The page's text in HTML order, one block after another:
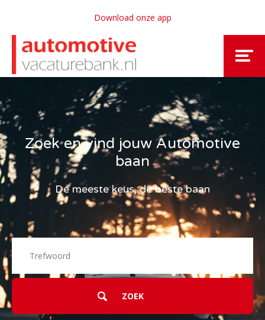
Download onze app
Zoek en vind jouw Automotive
baan
De meeste keus, de beste baan